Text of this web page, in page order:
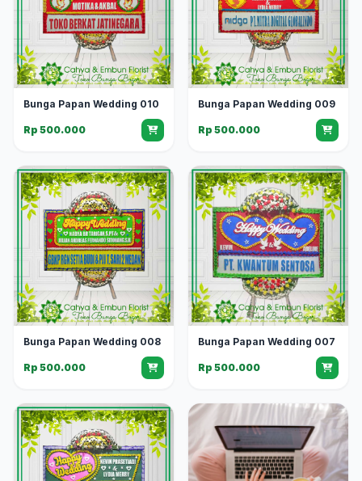
Bunga Papan Wedding 010
Rp 500.000
Bunga Papan Wedding 009
Rp 500.000
Bunga Papan Wedding 008
Rp 500.000
Bunga Papan Wedding 007
Rp 500.000